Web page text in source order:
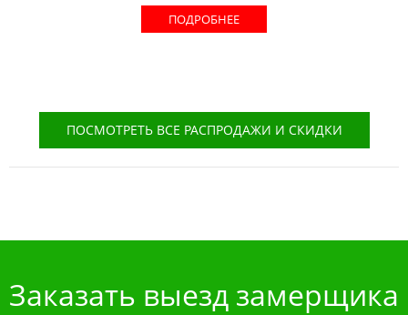
ПОДРОБНЕЕ
ПОСМОТРЕТЬ ВСЕ РАСПРОДАЖИ И СКИДКИ
Заказать выезд замерщика